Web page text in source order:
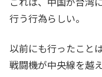
行う行為らしい。
以前にも行ったこと
戦闘機が中央線を越